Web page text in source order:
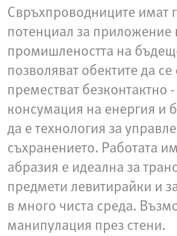
Свръхпроводниците имат
потенциал за приложение
промишлеността на
позволяват обектите да
преместват безконтактно
консумация на енергия и
да е технология за
съхранението. Работата
абразия е идеална за
предмети левитирайки и
в много чиста среда.
манипулация през стени.